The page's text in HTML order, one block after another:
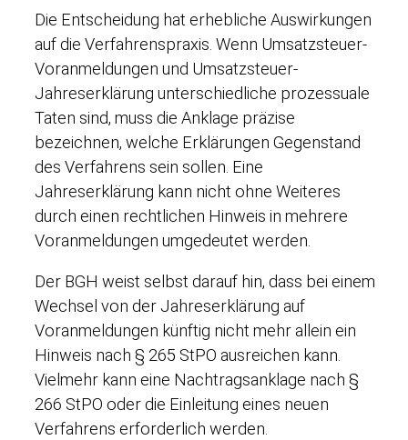
Die Entscheidung hat erhebliche Auswirkungen
auf die Verfahrenspraxis. Wenn Umsatzsteuer-
Voranmeldungen und Umsatzsteuer-
Jahreserklärung unterschiedliche prozessuale
Taten sind, muss die Anklage präzise
bezeichnen, welche Erklärungen Gegenstand
des Verfahrens sein sollen. Eine
Jahreserklärung kann nicht ohne Weiteres
durch einen rechtlichen Hinweis in mehrere
Voranmeldungen umgedeutet werden.
Der BGH weist selbst darauf hin, dass bei einem
Wechsel von der Jahreserklärung auf
Voranmeldungen künftig nicht mehr allein ein
Hinweis nach § 265 StPO ausreichen kann.
Vielmehr kann eine Nachtragsanklage nach §
266 StPO oder die Einleitung eines neuen
Verfahrens erforderlich werden.